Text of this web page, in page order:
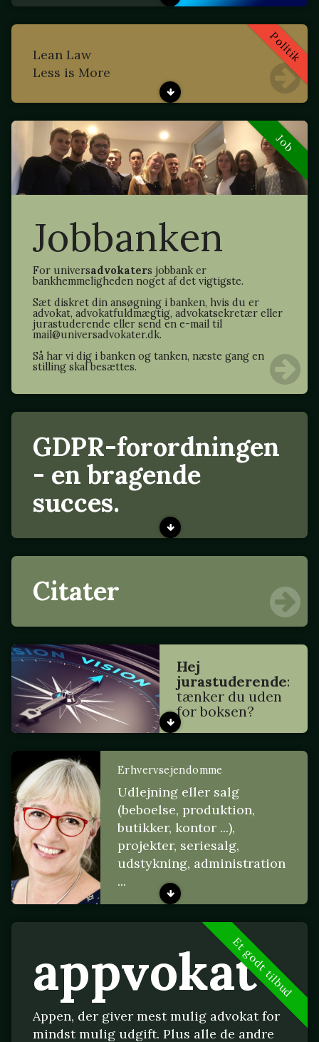
Politik
Lean Law
Less is More
Job
Jobbanken
For universadvokaters jobbank er
bankhemmeligheden noget af det vigtigste.
Sæt diskret din ansøgning i banken, hvis du er
advokat, advokatfuldmægtig, advokatsekretær eller
jurastuderende eller send en e-mail til
mail@universadvokater.dk.
Så har vi dig i banken og tanken, næste gang en
stilling skal besættes.
GDPR-forordningen
- en bragende
succes.
Citater
Hej
jurastuderende:
tænker du uden
for boksen?
Erhvervsejendomme
Udlejning eller salg
(beboelse, produktion,
butikker, kontor ...),
projekter, seriesalg,
udstykning, administration
...
Et godt tilbud
appvokat
Appen, der giver mest mulig advokat for
mindst mulig udgift. Plus alle de andre